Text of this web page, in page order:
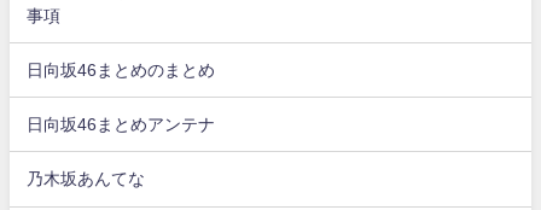
事項
日向坂46まとめのまとめ
日向坂46まとめアンテナ
乃木坂あんてな